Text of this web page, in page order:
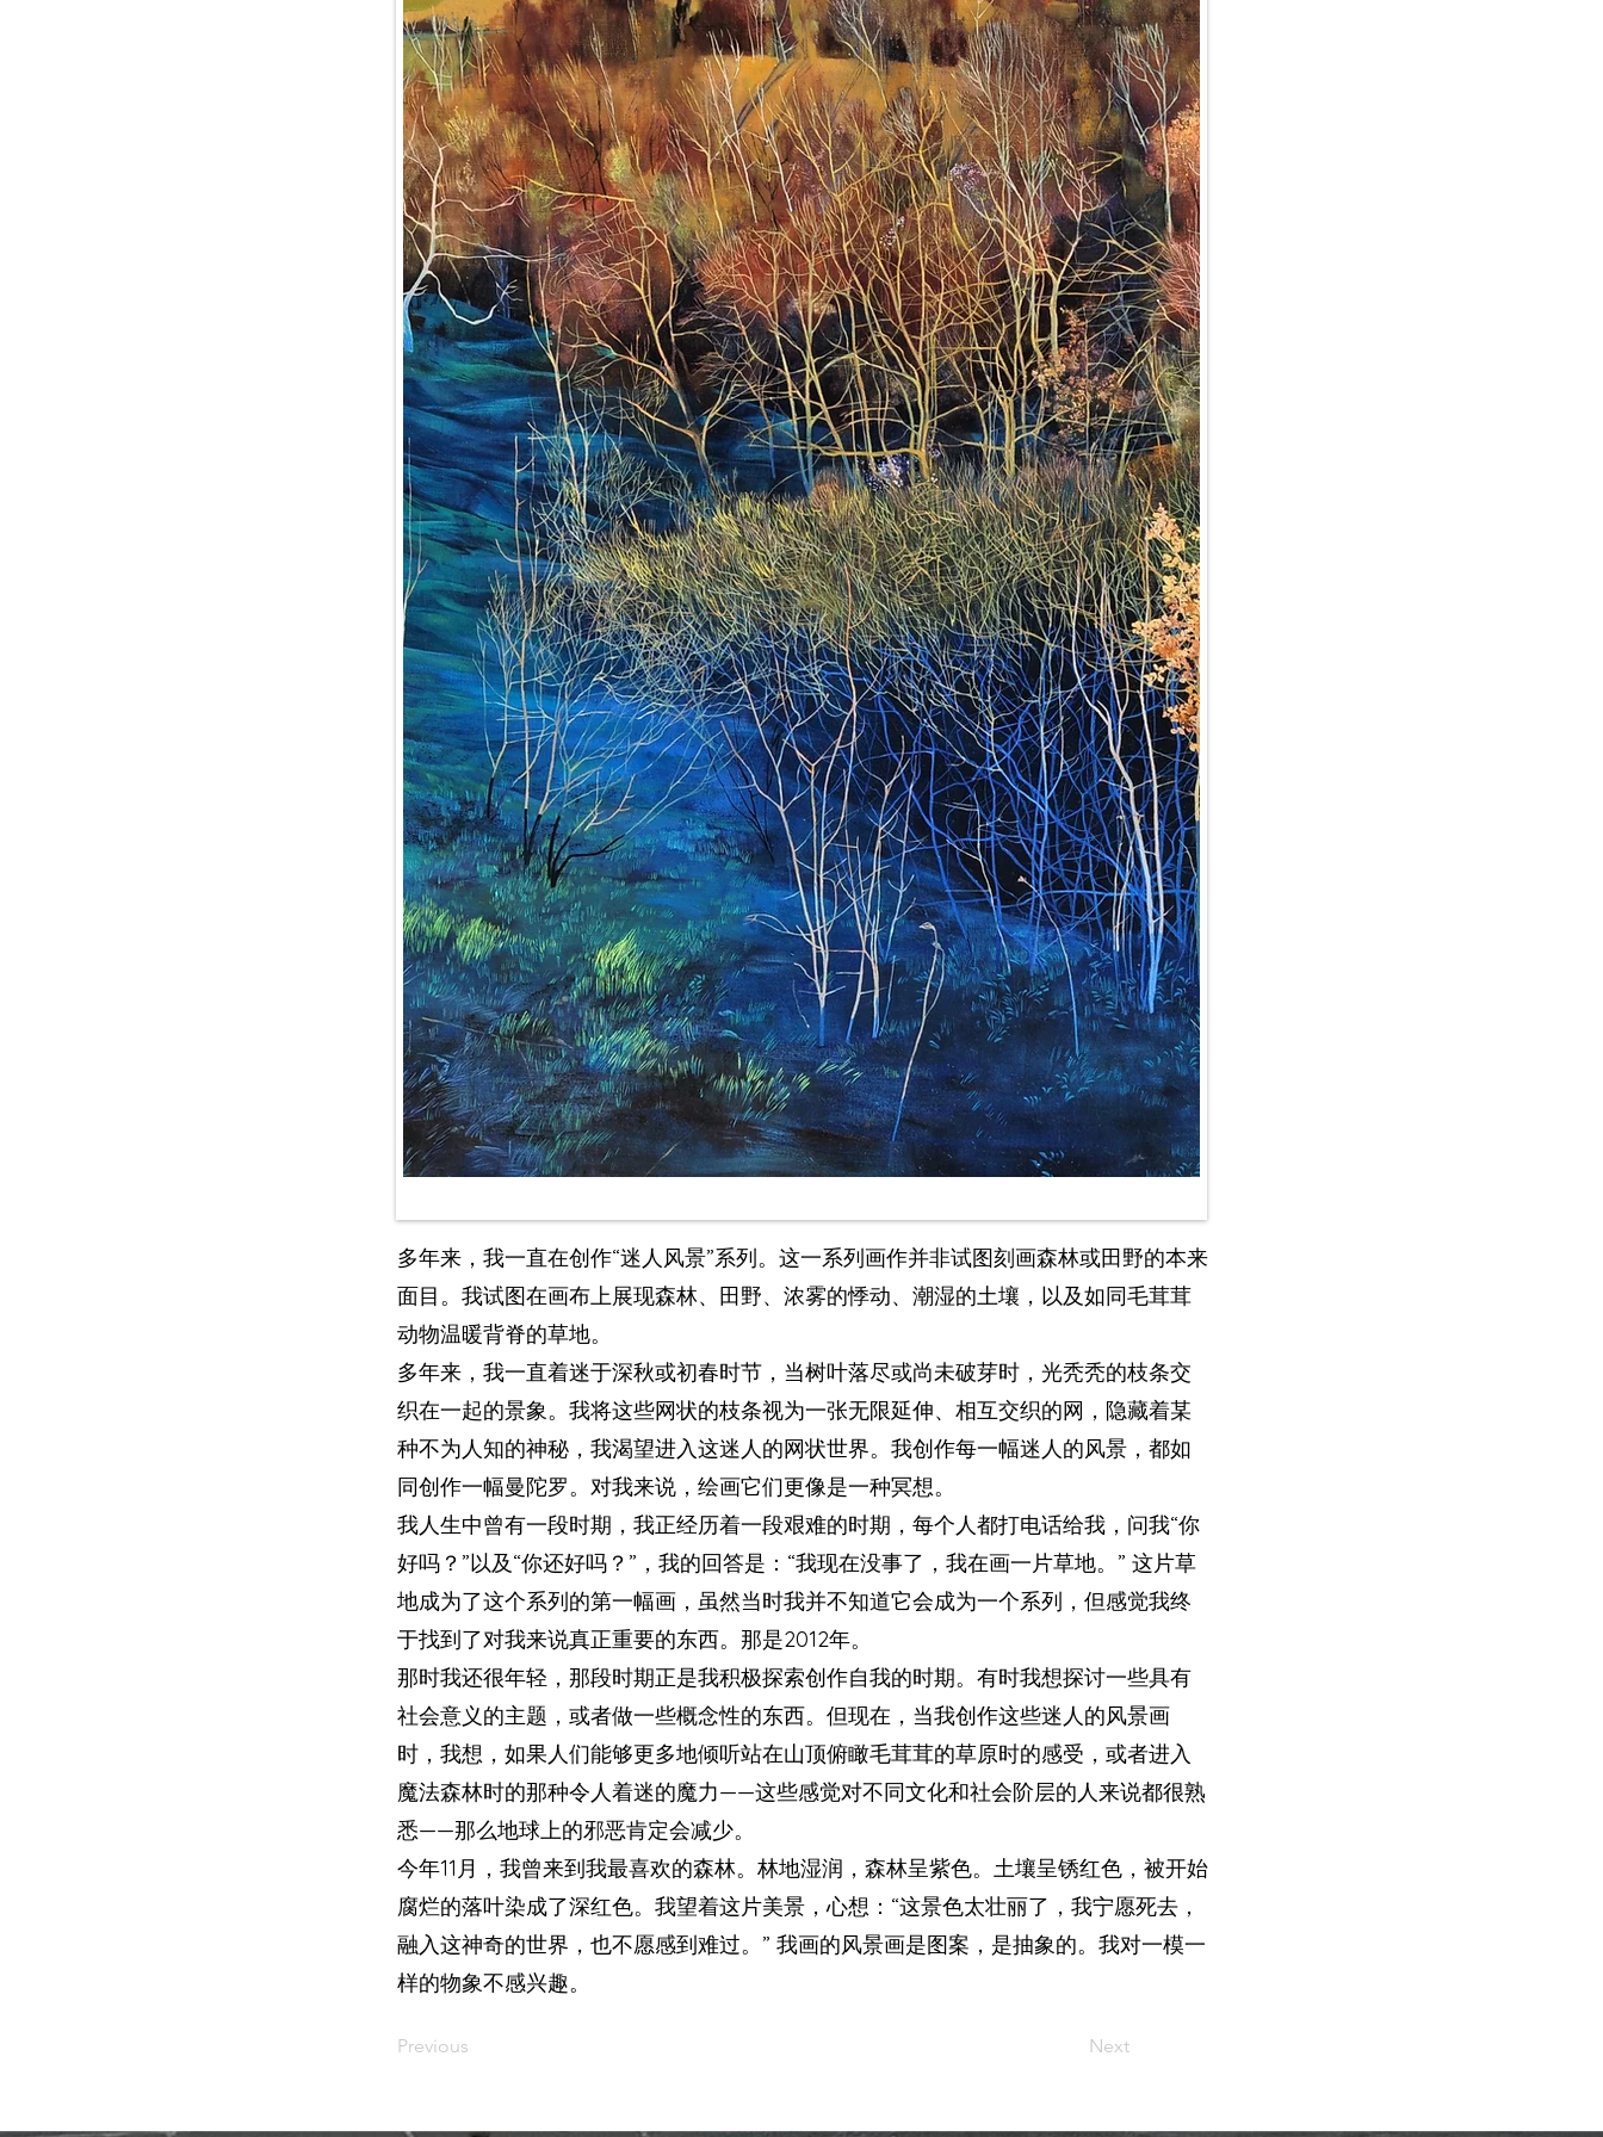
多年来，我一直在创作“迷人风景”系列。这一系列画作并非试图刻画森林或田野的本来
面目。我试图在画布上展现森林、田野、浓雾的悸动、潮湿的土壤，以及如同毛茸茸
动物温暖背脊的草地。
多年来，我一直着迷于深秋或初春时节，当树叶落尽或尚未破芽时，光秃秃的枝条交
织在一起的景象。我将这些网状的枝条视为一张无限延伸、相互交织的网，隐藏着某
种不为人知的神秘，我渴望进入这迷人的网状世界。我创作每一幅迷人的风景，都如
同创作一幅曼陀罗。对我来说，绘画它们更像是一种冥想。
我人生中曾有一段时期，我正经历着一段艰难的时期，每个人都打电话给我，问我“你
好吗？”以及“你还好吗？”，我的回答是：“我现在没事了，我在画一片草地。” 这片草
地成为了这个系列的第一幅画，虽然当时我并不知道它会成为一个系列，但感觉我终
于找到了对我来说真正重要的东西。那是2012年。
那时我还很年轻，那段时期正是我积极探索创作自我的时期。有时我想探讨一些具有
社会意义的主题，或者做一些概念性的东西。但现在，当我创作这些迷人的风景画
时，我想，如果人们能够更多地倾听站在山顶俯瞰毛茸茸的草原时的感受，或者进入
魔法森林时的那种令人着迷的魔力——这些感觉对不同文化和社会阶层的人来说都很熟
悉——那么地球上的邪恶肯定会减少。
今年11月，我曾来到我最喜欢的森林。林地湿润，森林呈紫色。土壤呈锈红色，被开始
腐烂的落叶染成了深红色。我望着这片美景，心想：“这景色太壮丽了，我宁愿死去，
融入这神奇的世界，也不愿感到难过。” 我画的风景画是图案，是抽象的。我对一模一
样的物象不感兴趣。
Previous Next